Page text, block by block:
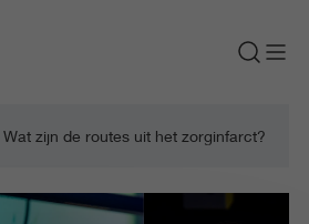
zijn de routes uit het zorginfarct?